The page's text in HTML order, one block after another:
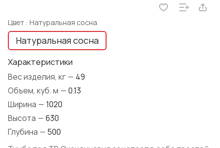
Цвет : Натуральная сосна
Натуральная сосна
Характеристики
Вес изделия, кг — 49
Объем, куб. м — 0.13
Ширина — 1020
Высота — 630
Глубина — 500